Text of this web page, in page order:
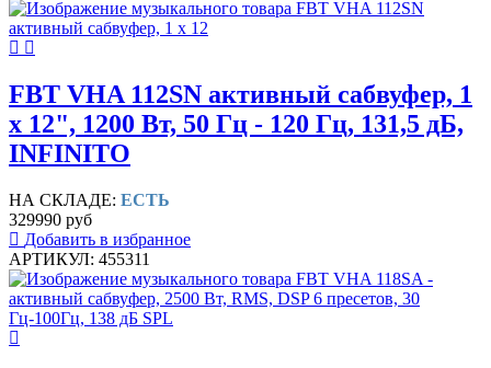
FBT VHA 112SN активный сабвуфер, 1
х 12", 1200 Вт, 50 Гц - 120 Гц, 131,5 дБ,
INFINITO
НА СКЛАДЕ: ЕСТЬ
329990 руб
Добавить в избранное
АРТИКУЛ: 455311